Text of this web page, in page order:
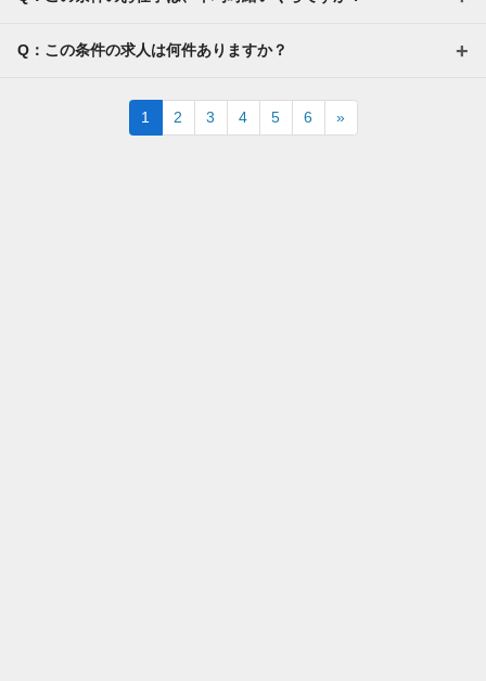
Q：この条件の求人は何件ありますか？
1 2 3 4 5 6 »Next